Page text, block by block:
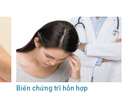
Biến chứng trĩ hỗn hợp